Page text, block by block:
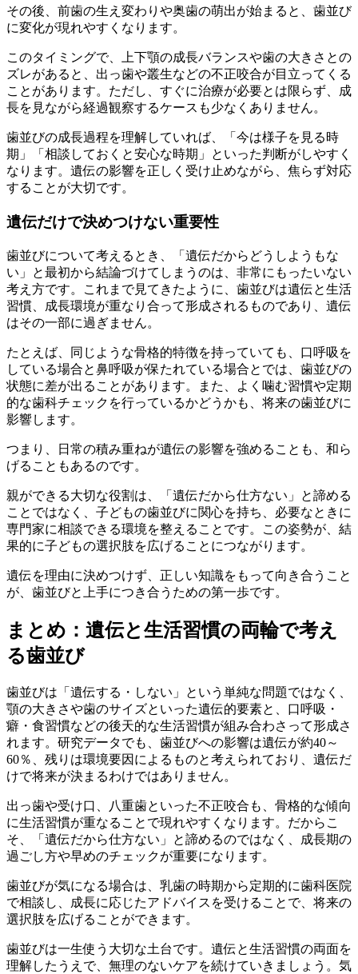
その後、前歯の生え変わりや奥歯の萌出が始まると、歯並び
に変化が現れやすくなります。
このタイミングで、上下顎の成長バランスや歯の大きさとの
ズレがあると、出っ歯や叢生などの不正咬合が目立ってくる
ことがあります。ただし、すぐに治療が必要とは限らず、成
長を見ながら経過観察するケースも少なくありません。
歯並びの成長過程を理解していれば、「今は様子を見る時
期」「相談しておくと安心な時期」といった判断がしやすく
なります。遺伝の影響を正しく受け止めながら、焦らず対応
することが大切です。
遺伝だけで決めつけない重要性
歯並びについて考えるとき、「遺伝だからどうしようもな
い」と最初から結論づけてしまうのは、非常にもったいない
考え方です。これまで見てきたように、歯並びは遺伝と生活
習慣、成長環境が重なり合って形成されるものであり、遺伝
はその一部に過ぎません。
たとえば、同じような骨格的特徴を持っていても、口呼吸を
している場合と鼻呼吸が保たれている場合とでは、歯並びの
状態に差が出ることがあります。また、よく噛む習慣や定期
的な歯科チェックを行っているかどうかも、将来の歯並びに
影響します。
つまり、日常の積み重ねが遺伝の影響を強めることも、和ら
げることもあるのです。
親ができる大切な役割は、「遺伝だから仕方ない」と諦める
ことではなく、子どもの歯並びに関心を持ち、必要なときに
専門家に相談できる環境を整えることです。この姿勢が、結
果的に子どもの選択肢を広げることにつながります。
遺伝を理由に決めつけず、正しい知識をもって向き合うこと
が、歯並びと上手につき合うための第一歩です。
まとめ：遺伝と生活習慣の両輪で考え
る歯並び
歯並びは「遺伝する・しない」という単純な問題ではなく、
顎の大きさや歯のサイズといった遺伝的要素と、口呼吸・
癖・食習慣などの後天的な生活習慣が組み合わさって形成さ
れます。研究データでも、歯並びへの影響は遺伝が約40～
60％、残りは環境要因によるものと考えられており、遺伝だ
けで将来が決まるわけではありません。
出っ歯や受け口、八重歯といった不正咬合も、骨格的な傾向
に生活習慣が重なることで現れやすくなります。だからこ
そ、「遺伝だから仕方ない」と諦めるのではなく、成長期の
過ごし方や早めのチェックが重要になります。
歯並びが気になる場合は、乳歯の時期から定期的に歯科医院
で相談し、成長に応じたアドバイスを受けることで、将来の
選択肢を広げることができます。
歯並びは一生使う大切な土台です。遺伝と生活習慣の両面を
理解したうえで、無理のないケアを続けていきましょう。気